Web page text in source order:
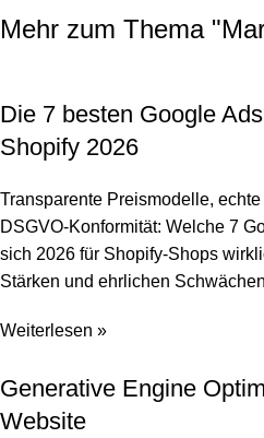
Mehr zum Thema "
Die 7 besten Google
Shopify 2026
Transparente Preismodelle,
DSGVO-Konformität: Welche 7
sich 2026 für Shopify-Shops
Stärken und ehrlichen
Weiterlesen »
Generative Engine
Website